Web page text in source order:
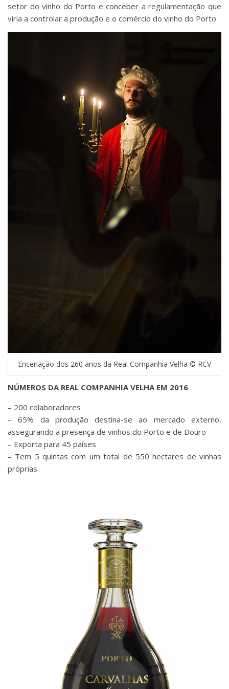
setor do vinho do Porto e conceber a regulamentação que
viria a controlar a produção e o comércio do vinho do Porto.
Encenação dos 260 anos da Real Companhia Velha © RCV
NÚMEROS DA REAL COMPANHIA VELHA EM 2016
– 200 colaboradores
– 65% da produção destina-se ao mercado externo,
assegurando a presença de vinhos do Porto e de Douro
– Exporta para 45 países
– Tem 5 quintas com um total de 550 hectares de vinhas
próprias